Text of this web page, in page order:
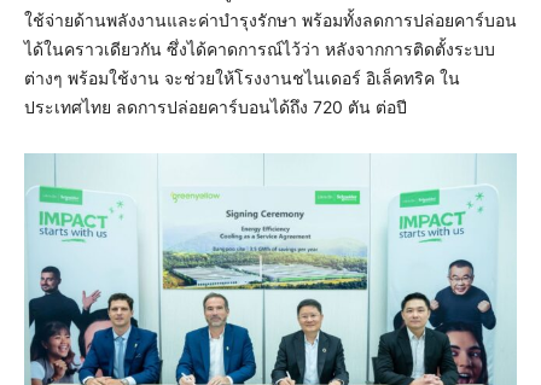
ใช้จ่ายด้านพลังงานและค่าบำรุงรักษา พร้อมทั้งลดการปล่อยคาร์บอน
ได้ในคราวเดียวกัน ซึ่งได้คาดการณ์ไว้ว่า หลังจากการติดตั้งระบบ
ต่างๆ พร้อมใช้งาน จะช่วยให้โรงงานชไนเดอร์ อิเล็คทริค ใน
ประเทศไทย ลดการปล่อยคาร์บอนได้ถึง 720 ตัน ต่อปี